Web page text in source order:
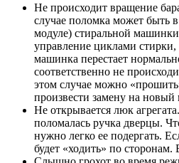
Не происходит вращение
случае поломка может быть
модуле) стиральной
управление циклами
машинка перестает
соответственно не
этом случае можно
произвести замену на новый
Не открывается люк
поломалась ручка дверцы.
нужно легко ее подергать.
будет «ходить» по сторонам.